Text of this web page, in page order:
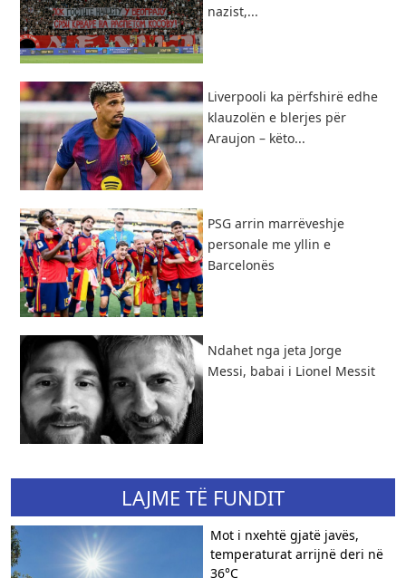
nazist,...
Liverpooli ka përfshirë edhe
klauzolën e blerjes për
Araujon – këto...
PSG arrin marrëveshje
personale me yllin e
Barcelonës
Ndahet nga jeta Jorge
Messi, babai i Lionel Messit
LAJME TË FUNDIT
Mot i nxehtë gjatë javës,
temperaturat arrijnë deri në
36°C